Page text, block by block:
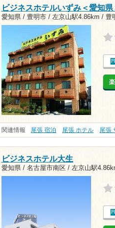
ビジネスホテルいずみ＜愛知県
愛知県 / 豊明市 / 左京山駅4.86km / 豊
関連情報 尾張 宿泊 尾張 ホテル 尾張
ビジネスホテル大生
愛知県 / 名古屋市南区 / 左京山駅